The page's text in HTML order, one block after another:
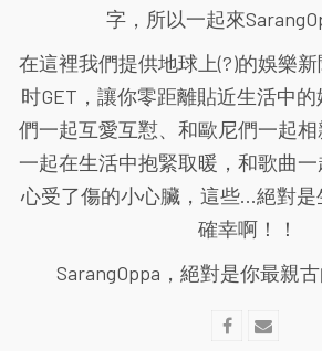
字，所以一起來
在這裡我們提供地球上(?)的娛樂
时GET，讓你零距離貼近生活中
們一起互愛互懟、和歐尼們一起
一起在生活中抱緊取暖，和歌曲
心受了傷的小心臟，這些...絕對
確幸啊！！
SarangOppa，絕對是你最親